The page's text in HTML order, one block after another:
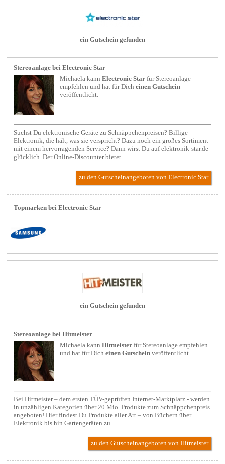
ein Gutschein gefunden
Stereoanlage bei Electronic Star
Michaela kannElectronic Star für Stereoanlage
empfehlen und hat für Dicheinen Gutschein
veröffentlicht.
Suchst Du elektronische Geräte zu Schnäppchenpreisen? Billige
Elektronik, die hält, was sie verspricht? Dazu noch ein großes Sortiment
mit einem hervorragenden Service? Dann wirst Du auf elektronik-star.de
glücklich. Der Online-Discounter bietet...
zu den Gutscheinangeboten von Electronic Star
Topmarken bei Electronic Star
ein Gutschein gefunden
Stereoanlage bei Hitmeister
Michaela kannHitmeister für Stereoanlage empfehlen
und hat für Dicheinen Gutschein veröffentlicht.
Bei Hitmeister – dem ersten TÜV-geprüften Internet-Marktplatz - werden
in unzähligen Kategorien über 20 Mio. Produkte zum Schnäppchenpreis
angeboten! Hier findest Du Produkte aller Art – von Büchern über
Elektronik bis hin Gartengeräten zu...
zu den Gutscheinangeboten von Hitmeister